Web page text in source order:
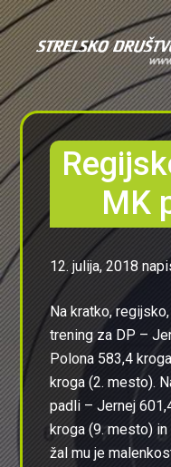
Preskoči
na
glavno
vsebino
Preskoči
na
primarno
stransko
vrstico
MK
12. julija, 2018
Na kratko,
trening za DP –
Polona 583,4
kroga (2. mesto).
padli – Jernej
kroga (9. mesto)
žal mu je